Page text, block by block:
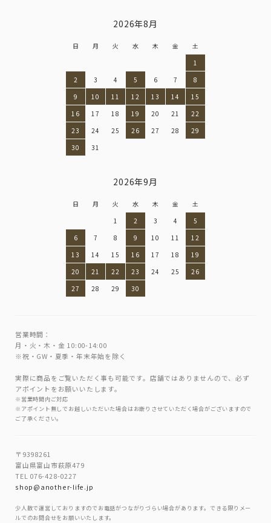
2026年8月
日 月 火 水 木 金
土
1
2
3 4 5 6 7
8
9
10 11 12 13 14
15
16
17 18 19 20 21
22
23
24 25 26 27 28
29
30
31
2026年9月
日 月 火 水 木 金
土
1
2 3 4
5
6
7 8 9 10 11
12
13
14 15 16 17 18
19
20
21 22 23 24 25
26
27
28 29 30
営業時間：
月・火・木・金 10:00-14:00
※祝・GW・夏季・年末年始を除く
実際に商品をご覧いただく事も可能です。店舗ではありませんので、必ず
アポイントをお願いいたします。
※営業時間内ご対応
※アポイント無しでお越しいただいた場合はお断りさせていただく場合がございますので
ご了承ください。
〒9398261
富山県富山市萩原479
TEL 076-428-0227
shop@another-life.jp
少人数で運営しておりますのでお電話がつながりづらい場合があります。できる限りメー
ルでのお問合せをお願いいたします。